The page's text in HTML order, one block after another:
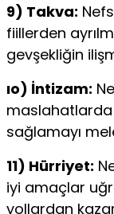
9) Takva:
fiillerden
gevşekliğin
ıo) İntizam:
maslahatlar­d
sağlamayı
11) Hürriyet:
iyi amaçlar
yollardan